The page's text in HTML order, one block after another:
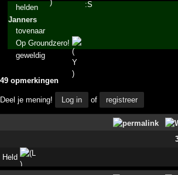
helden
Janners
tovenaar
Op Groundzero!
geweldig
49 opmerkingen
Deel je mening! Log in of registreer
Held